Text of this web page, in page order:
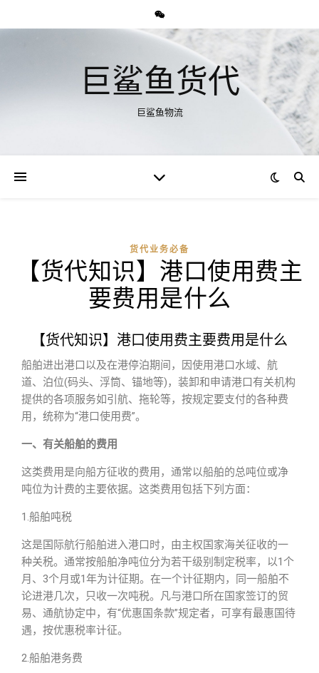
巨鲨鱼货代
巨鲨鱼物流
货代业务必备
【货代知识】港口使用费主
要费用是什么
【货代知识】港口使用费主要费用是什么
船舶进出港口以及在港停泊期间，因使用港口水域、航
道、泊位(码头、浮筒、锚地等)，装卸和申请港口有关机构
提供的各项服务如引航、拖轮等，按规定要支付的各种费
用，统称为“港口使用费”。
一、有关船舶的费用
这类费用是向船方征收的费用，通常以船舶的总吨位或净
吨位为计费的主要依据。这类费用包括下列方面：
1.船舶吨税
这是国际航行船舶进入港口时，由主权国家海关征收的一
种关税。通常按船舶净吨位分为若干级别制定税率，以1个
月、3个月或1年为计征期。在一个计征期内，同一船舶不
论进港几次，只收一次吨税。凡与港口所在国家签订的贸
易、通航协定中，有“优惠国条款”规定者，可享有最惠国待
遇，按优惠税率计征。
2.船舶港务费